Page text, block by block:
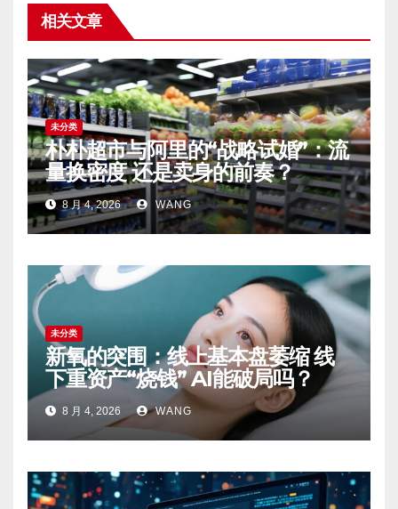
相关文章
未分类
朴朴超市与阿里的“战略试婚”：流
量换密度 还是卖身的前奏？
8 月 4, 2026 WANG
未分类
新氧的突围：线上基本盘萎缩 线
下重资产“烧钱” AI能破局吗？
8 月 4, 2026 WANG